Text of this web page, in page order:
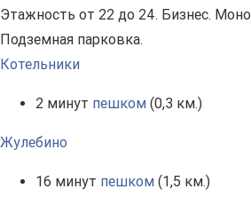
Этажность от 22 до 24. Бизнес.
Подземная парковка.
Котельники
2 минут пешком (0,3 км.)
Жулебино
16 минут пешком (1,5 км.)